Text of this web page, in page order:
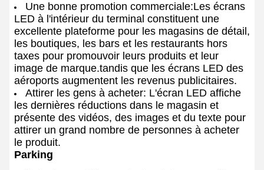
Une bonne promotion commerciale:Les écrans
LED à l'intérieur du terminal constituent une
excellente plateforme pour les magasins de détail,
les boutiques, les bars et les restaurants hors
taxes pour promouvoir leurs produits et leur
image de marque.tandis que les écrans LED des
aéroports augmentent les revenus publicitaires.
Attirer les gens à acheter: L'écran LED affiche
les dernières réductions dans le magasin et
présente des vidéos, des images et du texte pour
attirer un grand nombre de personnes à acheter
le produit.
Parking